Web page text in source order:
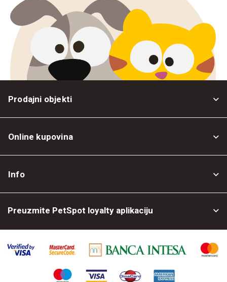
Prodajni objekti
Online kupovina
Info
Preuzmite PetSpot loyalty aplikaciju